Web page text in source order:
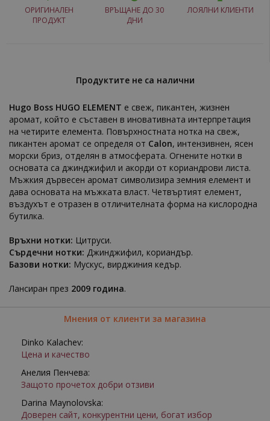
ОРИГИНАЛЕН
ПРОДУКТ
ВРЪЩАНЕ ДО 30
ДНИ
ЛОЯЛНИ КЛИЕНТИ
Продуктите не са налични
Hugo Boss HUGO ELEMENT е свеж, пикантен, жизнен
аромат, който е съставен в иновативната интерпретация
на четирите елемента. Повърхностната нотка на свеж,
пикантен аромат се определя от Calon, интензивнен, ясен
морски бриз, отделян в атмосферата. Огнените нотки в
основата са джинджифил и акорди от кориандрови листа.
Мъжкия дървесен аромат символизира земния елемент и
дава основата на мъжката власт. Четвъртият елемент,
въздухът е отразен в отличителната форма на кислородна
бутилка.
Връхни нотки: Цитруси.
Сърдечни нотки: Джинджифил, кориандър.
Базови нотки: Мускус, вирджиния кедър.
Лансиран през 2009 година.
Мнения от клиенти за магазина
Dinko Kalachev:
Цена и качество
Анелия Пенчева:
Защото прочетох добри отзиви
Darina Maynolovska:
Доверен сайт, конкурентни цени, богат избор